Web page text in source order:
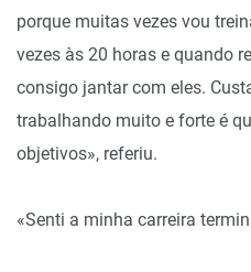
porque muitas vezes vou
vezes às 20 horas e quando
consigo jantar com eles.
trabalhando muito e forte é
objetivos», referiu.
«Senti a minha carreira